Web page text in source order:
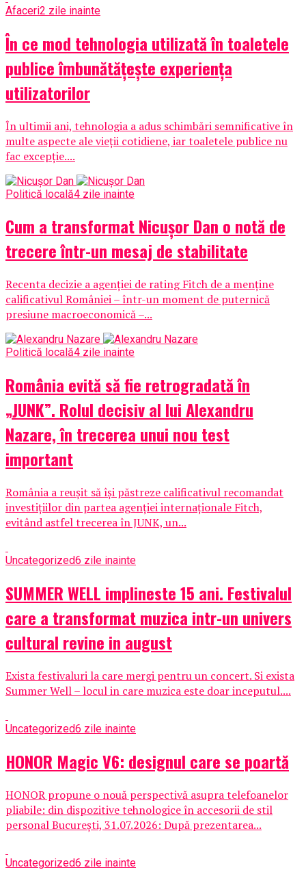
Afaceri2 zile inainte
În ce mod tehnologia utilizată în toaletele
publice îmbunătățește experiența
utilizatorilor
În ultimii ani, tehnologia a adus schimbări semnificative în
multe aspecte ale vieții cotidiene, iar toaletele publice nu
fac excepție....
Politică locală4 zile inainte
Cum a transformat Nicușor Dan o notă de
trecere într-un mesaj de stabilitate
Recenta decizie a agenției de rating Fitch de a menține
calificativul României – într-un moment de puternică
presiune macroeconomică –...
Politică locală4 zile inainte
România evită să fie retrogradată în
„JUNK”. Rolul decisiv al lui Alexandru
Nazare, în trecerea unui nou test
important
România a reușit să își păstreze calificativul recomandat
investițiilor din partea agenției internaționale Fitch,
evitând astfel trecerea în JUNK, un...
Uncategorized6 zile inainte
SUMMER WELL implineste 15 ani. Festivalul
care a transformat muzica intr-un univers
cultural revine in august
Exista festivaluri la care mergi pentru un concert. Si exista
Summer Well – locul in care muzica este doar inceputul....
Uncategorized6 zile inainte
HONOR Magic V6: designul care se poartă
HONOR propune o nouă perspectivă asupra telefoanelor
pliabile: din dispozitive tehnologice în accesorii de stil
personal București, 31.07.2026: După prezentarea...
Uncategorized6 zile inainte